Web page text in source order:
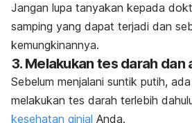
Jangan lupa tanyakan kepada
samping yang dapat terjadi dan
kemungkinannya.
3. Melakukan tes darah dan
Sebelum menjalani suntik putih,
melakukan tes darah terlebih
kesehatan ginjal Anda.